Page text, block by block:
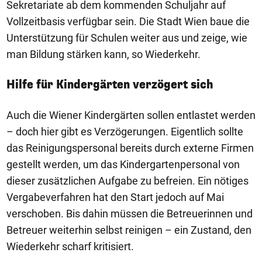
Sekretariate ab dem kommenden Schuljahr auf
Vollzeitbasis verfügbar sein. Die Stadt Wien baue die
Unterstützung für Schulen weiter aus und zeige, wie
man Bildung stärken kann, so Wiederkehr.
Hilfe für Kindergärten verzögert sich
Auch die Wiener Kindergärten sollen entlastet werden
– doch hier gibt es Verzögerungen. Eigentlich sollte
das Reinigungspersonal bereits durch externe Firmen
gestellt werden, um das Kindergartenpersonal von
dieser zusätzlichen Aufgabe zu befreien. Ein nötiges
Vergabeverfahren hat den Start jedoch auf Mai
verschoben. Bis dahin müssen die Betreuerinnen und
Betreuer weiterhin selbst reinigen – ein Zustand, den
Wiederkehr scharf kritisiert.